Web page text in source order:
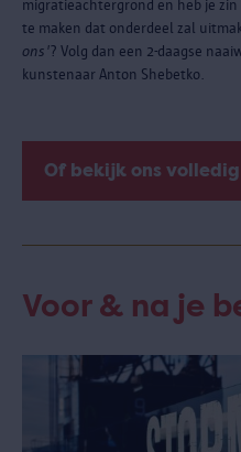
migratieachtergrond en heb je
te maken dat onderdeel zal
ons'? Volg dan een 2-daagse
kunstenaar Anton Shebetko.
Of bekijk ons
Voor & na je